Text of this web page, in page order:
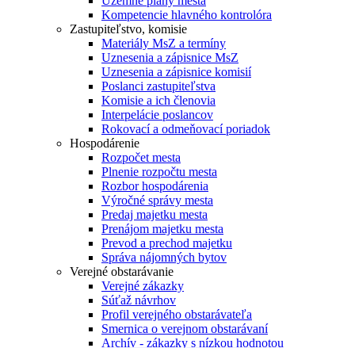
Kompetencie hlavného kontrolóra
Zastupiteľstvo, komisie
Materiály MsZ a termíny
Uznesenia a zápisnice MsZ
Uznesenia a zápisnice komisií
Poslanci zastupiteľstva
Komisie a ich členovia
Interpelácie poslancov
Rokovací a odmeňovací poriadok
Hospodárenie
Rozpočet mesta
Plnenie rozpočtu mesta
Rozbor hospodárenia
Výročné správy mesta
Predaj majetku mesta
Prenájom majetku mesta
Prevod a prechod majetku
Správa nájomných bytov
Verejné obstarávanie
Verejné zákazky
Súťaž návrhov
Profil verejného obstarávateľa
Smernica o verejnom obstarávaní
Archív - zákazky s nízkou hodnotou